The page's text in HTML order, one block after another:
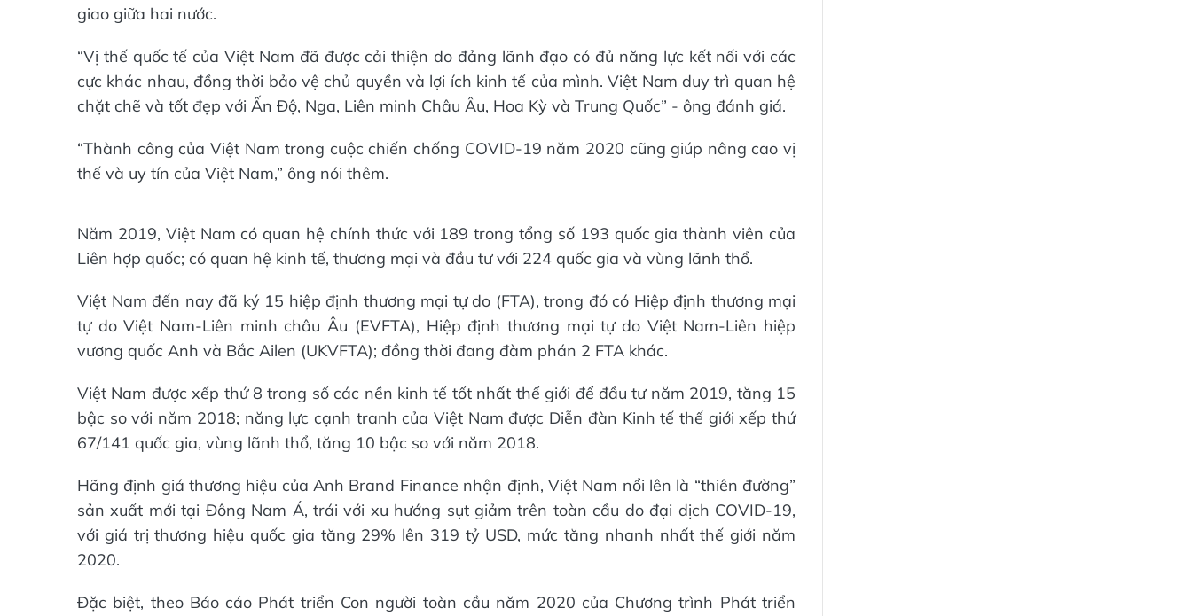
giao giữa hai nước.
“Vị thế quốc tế của Việt Nam đã được cải thiện do đảng lãnh đạo có đủ năng lực kết nối với các
cực khác nhau, đồng thời bảo vệ chủ quyền và lợi ích kinh tế của mình. Việt Nam duy trì quan hệ
chặt chẽ và tốt đẹp với Ấn Độ, Nga, Liên minh Châu Âu, Hoa Kỳ và Trung Quốc” - ông đánh giá.
“Thành công của Việt Nam trong cuộc chiến chống COVID-19 năm 2020 cũng giúp nâng cao vị
thế và uy tín của Việt Nam,” ông nói thêm.
Năm 2019, Việt Nam có quan hệ chính thức với 189 trong tổng số 193 quốc gia thành viên của
Liên hợp quốc; có quan hệ kinh tế, thương mại và đầu tư với 224 quốc gia và vùng lãnh thổ.
Việt Nam đến nay đã ký 15 hiệp định thương mại tự do (FTA), trong đó có Hiệp định thương mại
tự do Việt Nam-Liên minh châu Âu (EVFTA), Hiệp định thương mại tự do Việt Nam-Liên hiệp
vương quốc Anh và Bắc Ailen (UKVFTA); đồng thời đang đàm phán 2 FTA khác.
Việt Nam được xếp thứ 8 trong số các nền kinh tế tốt nhất thế giới để đầu tư năm 2019, tăng 15
bậc so với năm 2018; năng lực cạnh tranh của Việt Nam được Diễn đàn Kinh tế thế giới xếp thứ
67/141 quốc gia, vùng lãnh thổ, tăng 10 bậc so với năm 2018.
Hãng định giá thương hiệu của Anh Brand Finance nhận định, Việt Nam nổi lên là “thiên đường”
sản xuất mới tại Đông Nam Á, trái với xu hướng sụt giảm trên toàn cầu do đại dịch COVID-19,
với giá trị thương hiệu quốc gia tăng 29% lên 319 tỷ USD, mức tăng nhanh nhất thế giới năm
2020.
Đặc biệt, theo Báo cáo Phát triển Con người toàn cầu năm 2020 của Chương trình Phát triển